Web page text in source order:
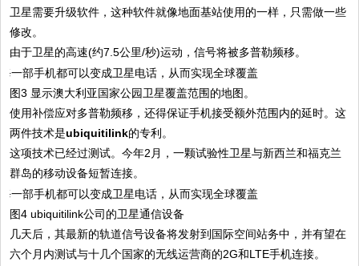
卫星需要升级软件，这种软件就像地面基站使用的一样，只需做一些
修改。
由于卫星的高速(约7.5公里/秒)运动，信号将被多普勒频移。
图3 显示澳大利亚国家公园卫星覆盖范围的地图。
使用补偿应对多普勒频移，还得保证手机接受额外范围内的延时。这
两件技术是ubiquitilink的专利。
这项技术已经过测试。今年2月，一颗试验性卫星与新西兰和福克兰
群岛的移动设备短暂连接。
图4 ubiquitilink公司的卫星通信设备
几天后，其最新的轨道信号设备将发射到国际空间站务中，并有望在
六个月内测试与十几个国家的无线运营商的2G和LTE手机连接。